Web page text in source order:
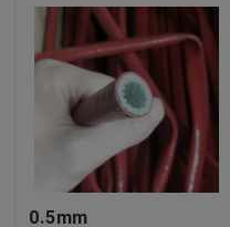
Fordern Sie ein Zitat
Flexibler PVC-Schläuche
durch Hitze
Gewölbter flexible
0.5mm